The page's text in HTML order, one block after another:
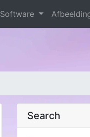
Software
Search